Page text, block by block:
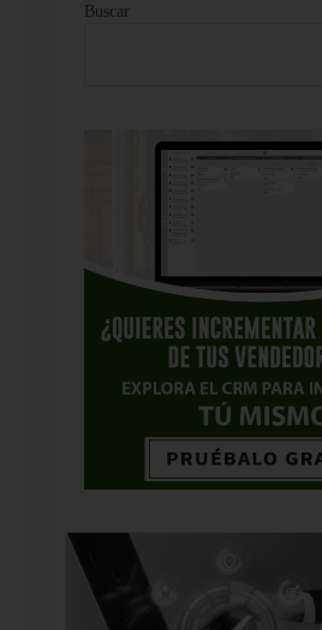
Sidebar
Buscar